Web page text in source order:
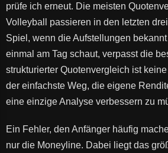
prüfe ich erneut. Die meisten
Volleyball passieren in den letzten
Spiel, wenn die Aufstellungen
einmal am Tag schaut, verpasst die
strukturierter Quotenvergleich ist
der einfachste Weg, die eigene
eine einzige Analyse verbessern zu
Ein Fehler, den Anfänger häufig
nur die Moneyline. Dabei liegt das